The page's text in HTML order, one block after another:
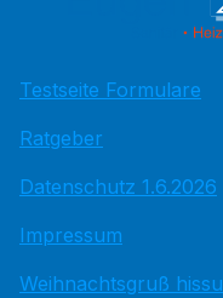
Testseite Formulare
Ratgeber
Datenschutz 1.6.2026
Impressum
Weihnachtsgruß hissu